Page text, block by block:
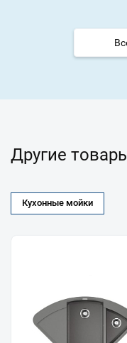
Другие
Кухонные мойки